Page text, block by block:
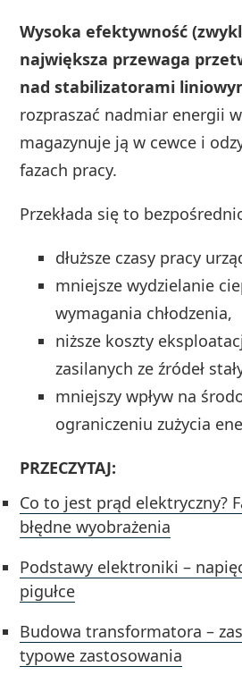
Wysoka efektywność
największa przewaga
nad stabilizatorami
rozpraszać nadmiar energii w
magazynuje ją w cewce i
fazach pracy.
Przekłada się to
dłuższe czasy pracy
mniejsze wydzielanie
wymagania chłodzenia,
niższe koszty
zasilanych ze źródeł
mniejszy wpływ na
ograniczeniu zużycia
PRZECZYTAJ:
Co to jest prąd elektryczny?
błędne wyobrażenia
Podstawy elektroniki –
pigułce
Budowa transformatora –
typowe zastosowania